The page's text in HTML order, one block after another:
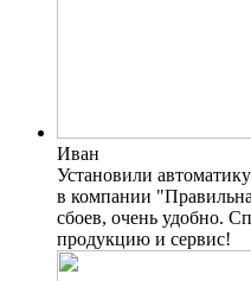
Иван
Установили
в компании
сбоев, очень удобно.
продукцию и сервис!